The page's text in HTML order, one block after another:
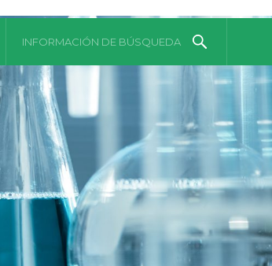
INFORMACIÓN DE BÚSQUEDA